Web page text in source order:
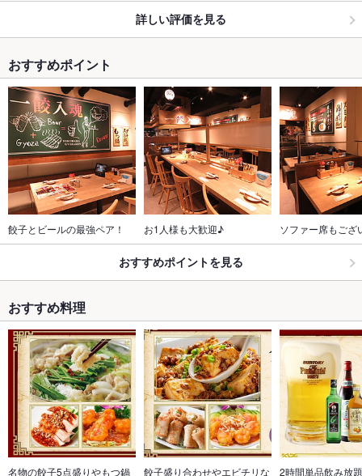
詳しい評価を見る
おすすめポイント
餃子とビールの最強ペア！ お1人様も大歓迎♪ ソファー席もご
おすすめポイントを見る
おすすめ料理
名物の餃子5点盛りやもつ鍋
餃子盛り合わせやエビチリな
2時間単品飲み放